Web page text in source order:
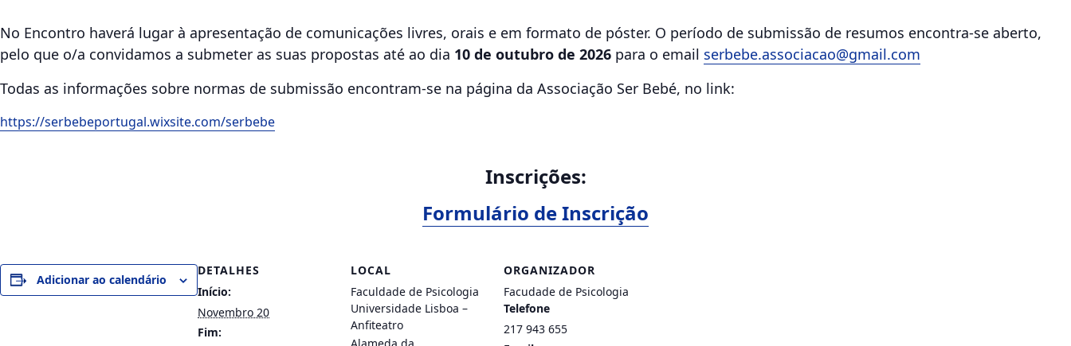
No Encontro haverá lugar à apresentação de comunicações livres, orais e em formato de póster. O período de submissão de resumos encontra-se aberto,
pelo que o/a convidamos a submeter as suas propostas até ao dia 10 de outubro de 2026 para o email serbebe.associacao@gmail.com
Todas as informações sobre normas de submissão encontram-se na página da Associação Ser Bebé, no link:
https://serbebeportugal.wixsite.com/serbebe
Inscrições:
Formulário de Inscrição
Adicionar ao calendário
DETALHES
Início:
Novembro 20
Fim:
LOCAL
Faculdade de Psicologia
Universidade Lisboa –
Anfiteatro
ORGANIZADOR
Facudade de Psicologia
Telefone
217 943 655